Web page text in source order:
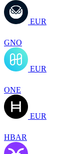
EUR
GNO
EUR
ONE
EUR
HBAR